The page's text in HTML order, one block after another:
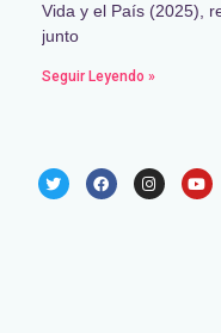
Vida y el País (2025),
junto
Seguir Leyendo »